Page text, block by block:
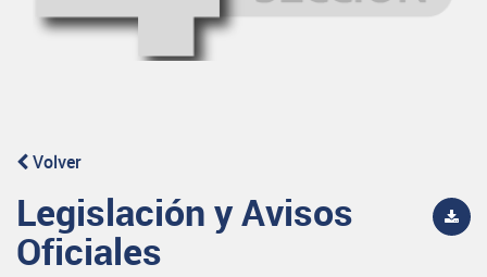
Volver
Legislación y Avisos
Oficiales